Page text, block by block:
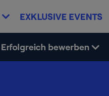
EXKLUSIVE EVENTS
Erfolgreich bewerben